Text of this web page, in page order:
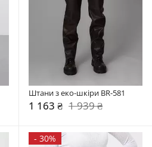
Штани з еко-шкіри BR-581
1 163 ₴ 1 939 ₴
- 30%